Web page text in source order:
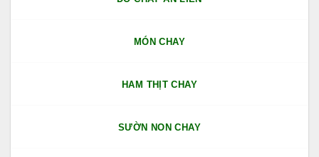
MÓN CHAY
HAM THỊT CHAY
SƯỜN NON CHAY